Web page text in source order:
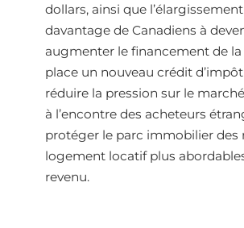
dollars, ainsi que
davantage de Canadiens à
augmenter le financement de
place un nouveau crédit
réduire la pression sur le
à l’encontre des acheteurs
protéger le parc immobilier des
logement locatif plus
revenu.